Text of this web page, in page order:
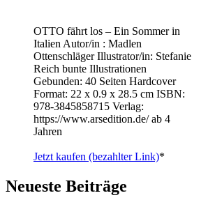
OTTO fährt los – Ein Sommer in
Italien Autor/in : Madlen
Ottenschläger Illustrator/in: Stefanie
Reich bunte Illustrationen
Gebunden: 40 Seiten Hardcover
Format: 22 x 0.9 x 28.5 cm ISBN: ‎
978-3845858715 Verlag:
https://www.arsedition.de/ ab 4
Jahren
Jetzt kaufen (bezahlter Link)*
Neueste Beiträge